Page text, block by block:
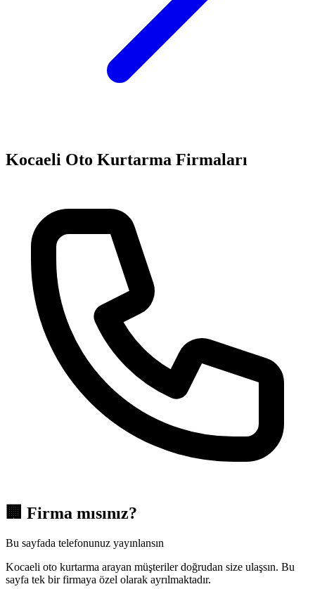
Kocaeli Oto Kurtarma Firmaları
🏢 Firma mısınız?
Bu sayfada telefonunuz yayınlansın
Kocaeli oto kurtarma arayan müşteriler doğrudan size ulaşsın. Bu
sayfa tek bir firmaya özel olarak ayrılmaktadır.